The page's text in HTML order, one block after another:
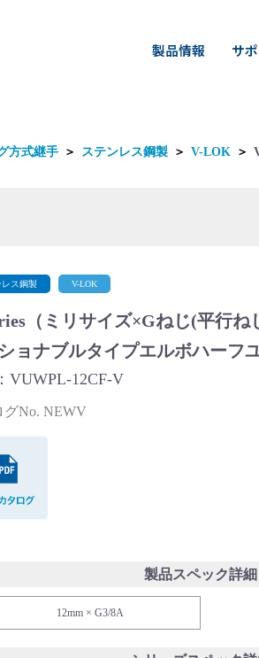
製品情報 サ
方式継手 ＞ ステンレス鋼製 ＞ V-LOK ＞
レス鋼製 V-LOK
（ミリサイズ×Gねじ(平行ね
ョナブルタイプエルボハーフ
VUWPL-12CF-V
グNo. NEWV
製品スペック詳細
12mm × G3/8A